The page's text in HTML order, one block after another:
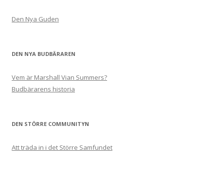
Den Nya Guden
DEN NYA BUDBÄRAREN
Vem är Marshall Vian Summers?
Budbärarens historia
DEN STÖRRE COMMUNITYN
Att träda in i det Större Samfundet